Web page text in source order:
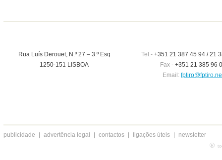
Rua Luís Derouet, N.º 27 – 3.º Esq
1250-151 LISBOA
Tel.-+351 21 387 45 94 / 21
Fax - +351 21 385 96
Email:
publicidade advertência legal contactos ligações úteis newsletter
®